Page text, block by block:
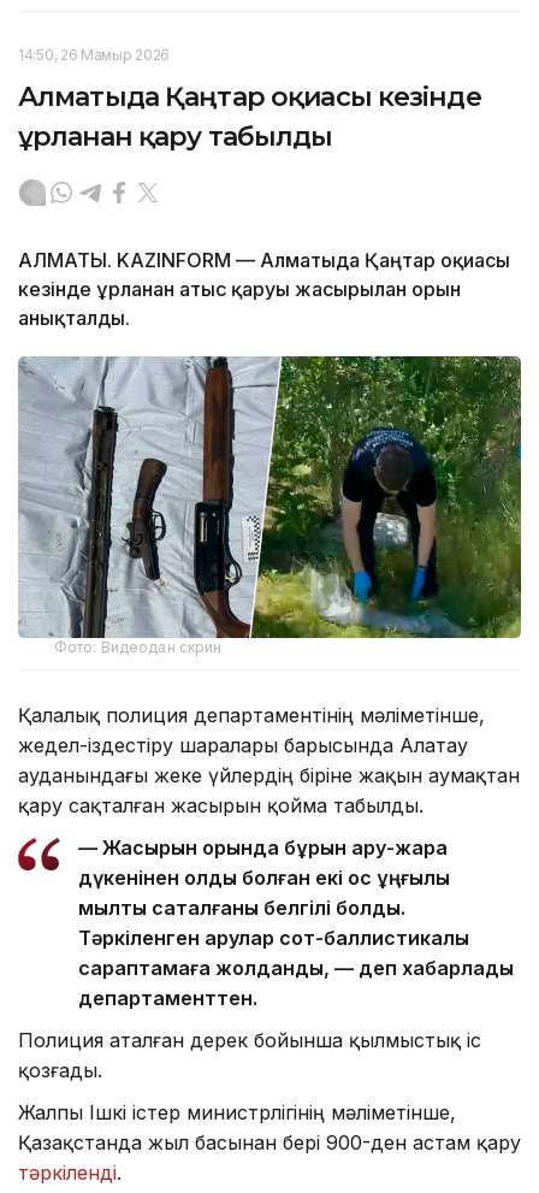
14:50, 26 Мамыр 2026
Алматыда Қаңтар оқиғасы кезінде
ұрланған қару табылды
АЛМАТЫ. KAZINFORM — Алматыда Қаңтар оқиғасы
кезінде ұрланған атыс қаруы жасырылған орын
анықталды.
Фото: Видеодан скрин
Қалалық полиция департаментінің мәліметінше,
жедел-іздестіру шаралары барысында Алатау
ауданындағы жеке үйлердің біріне жақын аумақтан
қару сақталған жасырын қойма табылды.
— Жасырын орында бұрын қару-жарақ
дүкенінен қолды болған екі қос ұңғылы
мылтық сақталғаны белгілі болды.
Тәркіленген қарулар сот-баллистикалық
сараптамаға жолданды, — деп хабарлады
департаменттен.
Полиция аталған дерек бойынша қылмыстық іс
қозғады.
Жалпы Ішкі істер министрлігінің мәліметінше,
Қазақстанда жыл басынан бері 900-ден астам қару
тәркіленді.